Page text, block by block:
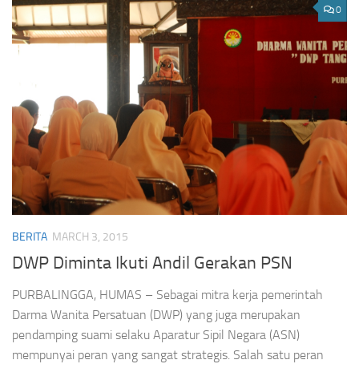
0
BERITA MARCH 3, 2015
DWP Diminta Ikuti Andil Gerakan PSN
PURBALINGGA, HUMAS – Sebagai mitra kerja pemerintah
Darma Wanita Persatuan (DWP) yang juga merupakan
pendamping suami selaku Aparatur Sipil Negara (ASN)
mempunyai peran yang sangat strategis. Salah satu peran